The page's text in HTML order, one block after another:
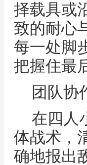
择载具或
致的耐心
每一处脚
把握住最
团队协
在四人
体战术，
确地报出